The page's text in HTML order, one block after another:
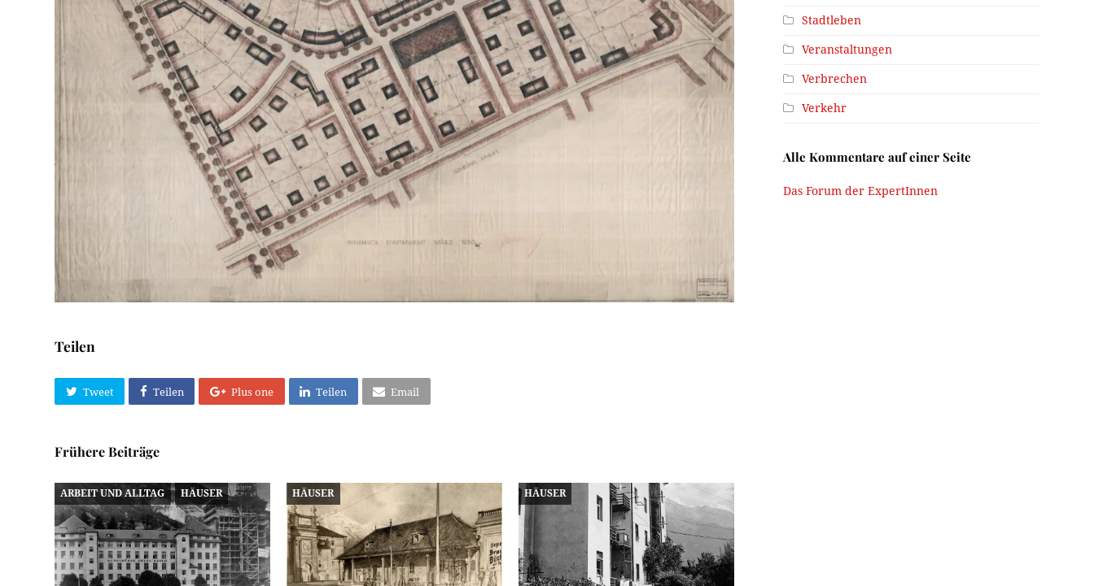
Teilen
Tweet Teilen Plus one Teilen Email
Frühere Beiträge
ARBEIT UND ALLTAG HÄUSER HÄUSER HÄUSER
Stadtleben
Veranstaltungen
Verbrechen
Verkehr
Alle Kommentare auf einer Seite
Das Forum der ExpertInnen